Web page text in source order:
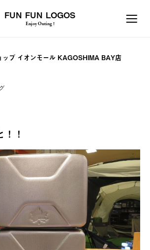
FUN FUN LOGOS
Enjoy Outing !
ップ イオンモール KAGOSHIMA BAY店
！